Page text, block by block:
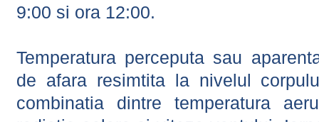
9:00 si ora 12:00.
Temperatura perceputa sau
de afara resimtita la nivelul
combinatia dintre temperatura